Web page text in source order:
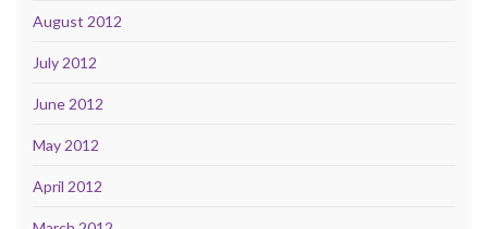
August 2012
July 2012
June 2012
May 2012
April 2012